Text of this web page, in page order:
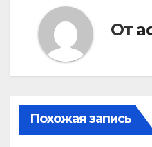
От
Похожая запись